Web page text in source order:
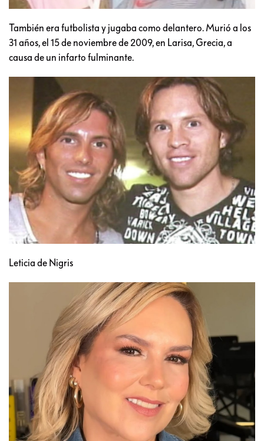
También era futbolista y jugaba como delantero. Murió a los
31 años, el 15 de noviembre de 2009, en Larisa, Grecia, a
causa de un infarto fulminante.
Leticia de Nigris